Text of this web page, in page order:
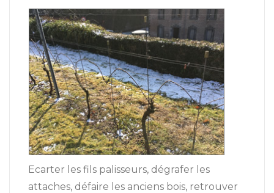
Ecarter les fils palisseurs, dégrafer les
attaches, défaire les anciens bois, retrouver